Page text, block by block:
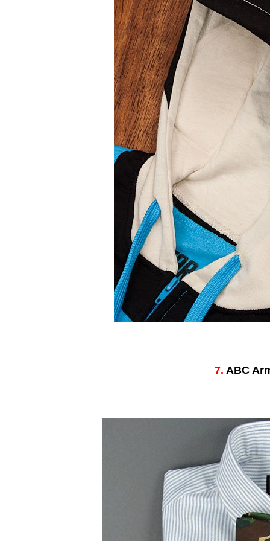
7. ABC